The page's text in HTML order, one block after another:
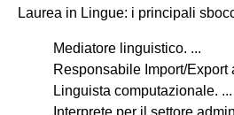
Laurea in Lingue: i principali
Mediatore linguistico. ...
Responsabile Import/Export
Linguista computazionale. ...
Interprete per il settore